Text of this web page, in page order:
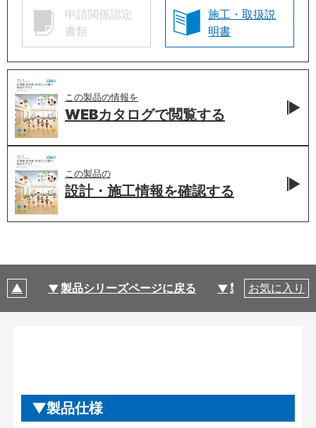
申請関係認定
書類
施工・取扱説
明書
この製品の情報を
WEBカタログで閲覧する
この製品の
設計・施工情報を確認する
製品シリーズページに戻る 製品仕様
お気に入り
製品仕様